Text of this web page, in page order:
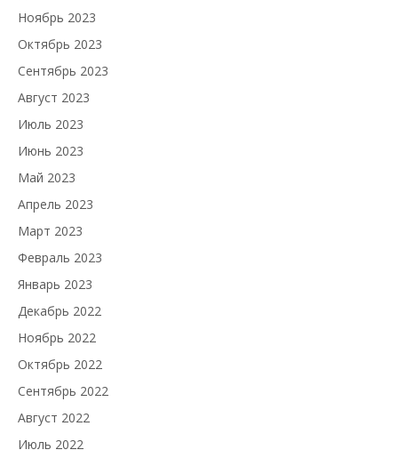
Ноябрь 2023
Октябрь 2023
Сентябрь 2023
Август 2023
Июль 2023
Июнь 2023
Май 2023
Апрель 2023
Март 2023
Февраль 2023
Январь 2023
Декабрь 2022
Ноябрь 2022
Октябрь 2022
Сентябрь 2022
Август 2022
Июль 2022